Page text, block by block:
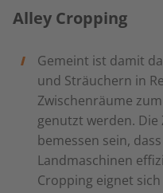
Alley Cropping
Gemeint ist damit
und Sträuchern in
Zwischenräume
genutzt werden.
bemessen sein,
Landmaschinen
Cropping eignet